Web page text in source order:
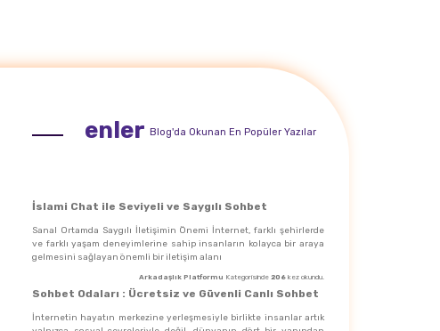
enler Blog'da Okunan En Popüler Yazılar
İslami Chat ile Seviyeli ve Saygılı Sohbet
Sanal Ortamda Saygılı İletişimin Önemi İnternet, farklı şehirlerde
ve farklı yaşam deneyimlerine sahip insanların kolayca bir araya
gelmesini sağlayan önemli bir iletişim alanı
Arkadaşlık Platformu Kategorisinde 206 kez okundu.
Sohbet Odaları : Ücretsiz ve Güvenli Canlı Sohbet
İnternetin hayatın merkezine yerleşmesiyle birlikte insanlar artık